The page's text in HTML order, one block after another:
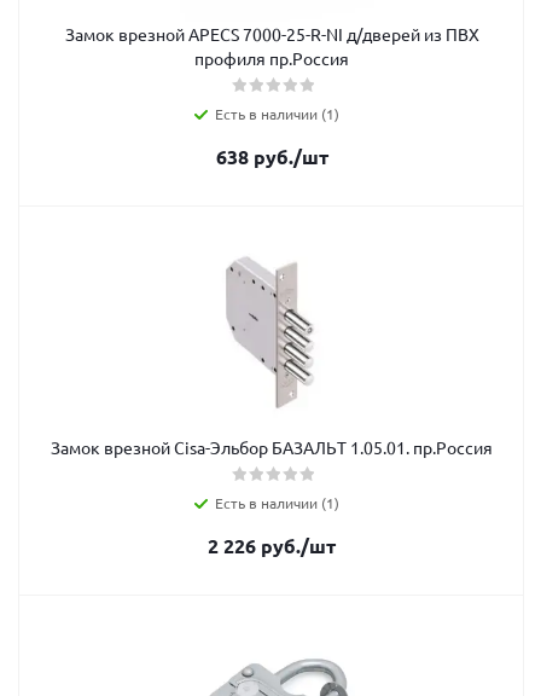
Замок врезной APECS 7000-25-R-NI д/дверей из ПВХ
профиля пр.Россия
Есть в наличии (1)
638руб./шт
Замок врезной Cisa-Эльбор БАЗАЛЬТ 1.05.01. пр.Россия
Есть в наличии (1)
2 226 руб./шт